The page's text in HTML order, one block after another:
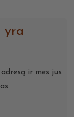
yra
ir mes jus